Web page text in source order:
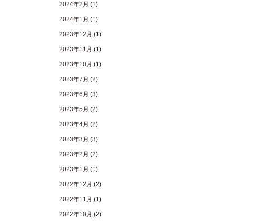
2024年2月 (1)
2024年1月 (1)
2023年12月 (1)
2023年11月 (1)
2023年10月 (1)
2023年7月 (2)
2023年6月 (3)
2023年5月 (2)
2023年4月 (2)
2023年3月 (3)
2023年2月 (2)
2023年1月 (1)
2022年12月 (2)
2022年11月 (1)
2022年10月 (2)